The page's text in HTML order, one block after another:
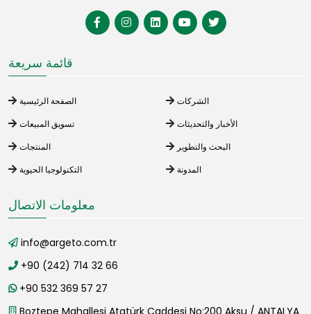
قائمة سريعة
الصفحة الرئيسية
الشركات
تسويق المبيعات
الأخبار والتحديثات
المنتجات
البحث والتطوير
التكنولوجيا الحيوية
المدونة
معلومات الاتصال
info@argeto.com.tr
+90 (242) 714 32 66
+90 532 369 57 27